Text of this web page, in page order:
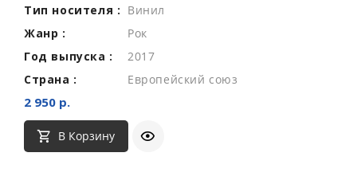
Тип носителя : Винил
Жанр :
Рок
Год выпуска :
2017
Страна :
Европейский союз
2 950 р.
В Корзину